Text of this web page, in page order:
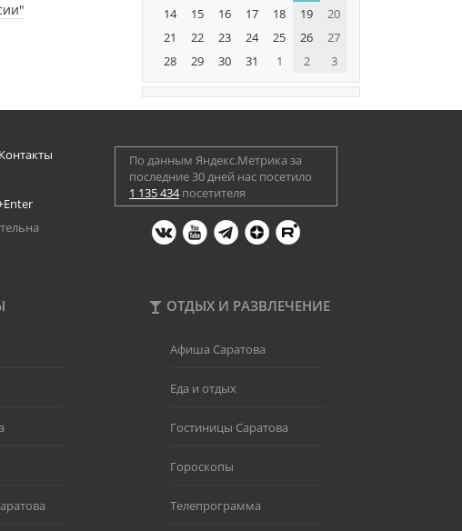
14
15 16 17 18 19
20
21
22 23 24 25 26
27
28
29 30 31 1 2 3
Контакты
По данным Яндекс.Метрика за
последние 30 дней нас посетило
1 135 434посетителя
ОТДЫХ И РАЗВЛЕЧЕНИЕ
Афиша Саратова
Еда и отдых
Гостиницы Саратова
Гороскопы
Телепрограмма